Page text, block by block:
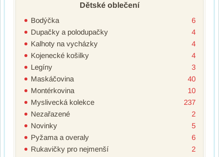
Dětské oblečení
Bodýčka
6
Dupačky a polodupačky
4
Kalhoty na vycházky
4
Kojenecké košilky
4
Legíny
3
Maskáčovina
40
Montérkovina
10
Myslivecká kolekce
237
Nezařazené
2
Novinky
5
Pyžama a overaly
6
Rukavičky pro nejmenší
2